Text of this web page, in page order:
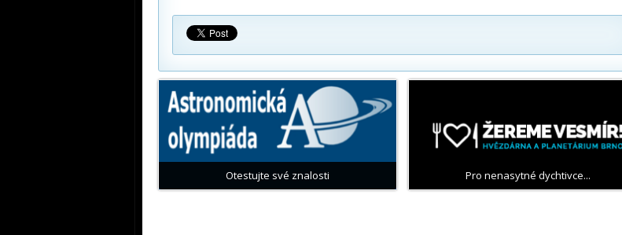
Otestujte své znalosti Pro nenasytné dychtivce...